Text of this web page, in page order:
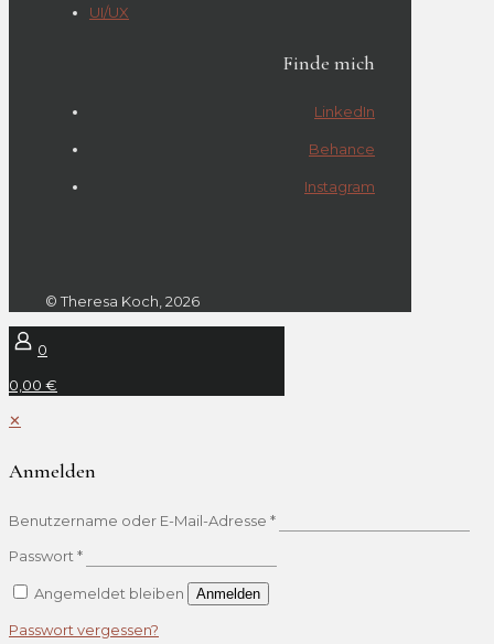
UI/UX
Finde mich
LinkedIn
Behance
Instagram
© Theresa Koch, 2026
0
0,00 €
✕
Anmelden
Benutzername oder E-Mail-Adresse *
Passwort*
Angemeldet bleiben Anmelden
Passwort vergessen?